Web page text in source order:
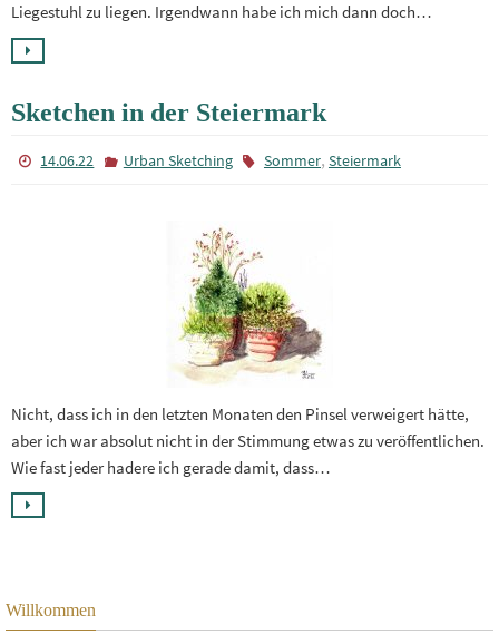
Liegestuhl zu liegen. Irgendwann habe ich mich dann doch…
Sketchen in der Steiermark
14.06.22 Urban Sketching Sommer, Steiermark
Nicht, dass ich in den letzten Monaten den Pinsel verweigert hätte,
aber ich war absolut nicht in der Stimmung etwas zu veröffentlichen.
Wie fast jeder hadere ich gerade damit, dass…
Willkommen